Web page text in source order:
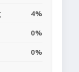
4%
0%
0%